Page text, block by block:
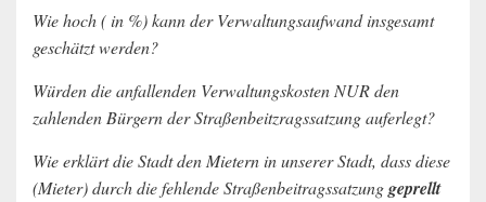
Wie hoch ( in %) kann der Verwaltungsaufwand insgesamt
geschätzt werden?
Würden die anfallenden Verwaltungskosten NUR den
zahlenden Bürgern der Straßenbeitzragssatzung auferlegt?
Wie erklärt die Stadt den Mietern in unserer Stadt, dass diese
(Mieter) durch die fehlende Straßenbeitragssatzunggeprellt